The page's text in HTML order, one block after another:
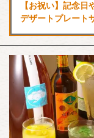
【お祝い】記念
デザートプレート